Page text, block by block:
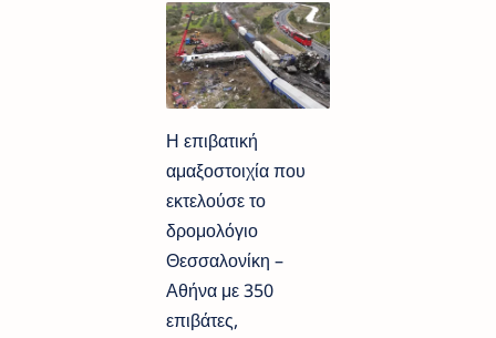
Η επιβατική
αμαξοστοιχία που
εκτελούσε το
δρομολόγιο
Θεσσαλονίκη –
Αθήνα με 350
επιβάτες,